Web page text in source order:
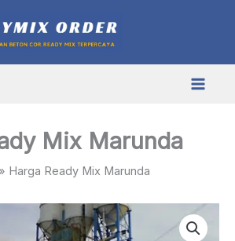
Mix Marunda
Harga Ready Mix Marunda